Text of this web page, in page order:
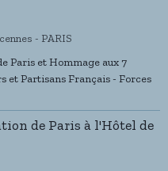
- PARIS
Paris et Hommage aux 7
et Partisans Français - Forces
de Paris à l'Hôtel de